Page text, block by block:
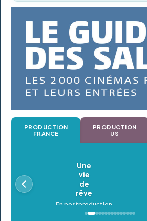
PRODUCTION
FRANCE
PRODUCTION
US
Oldeupe
En postproduction